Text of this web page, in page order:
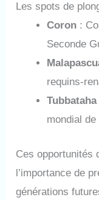
Les spots de
Coron :
Seconde
requins-
Tubbataha
mondial de
Ces opportunités
l’importance de
générations